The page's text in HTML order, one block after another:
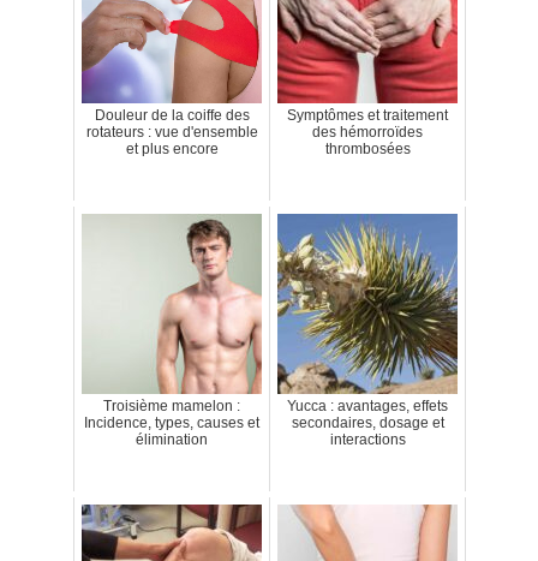
Douleur de la coiffe des
rotateurs : vue d'ensemble
et plus encore
Symptômes et traitement
des hémorroïdes
thrombosées
Troisième mamelon :
Incidence, types, causes et
élimination
Yucca : avantages, effets
secondaires, dosage et
interactions